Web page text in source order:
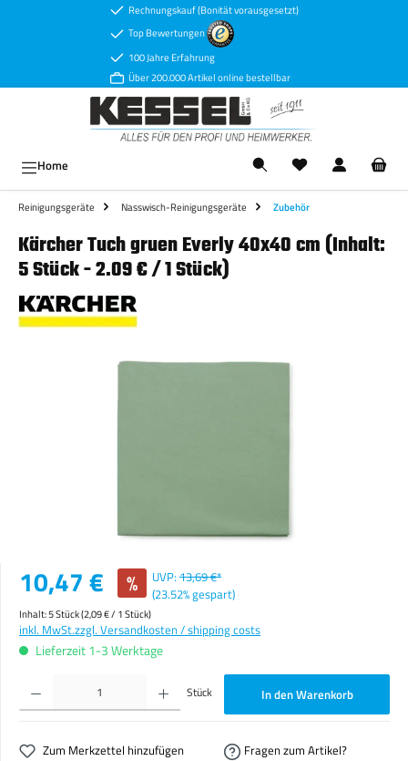
Zum Hauptinhalt springenRechnungskauf (Bonität vorausgesetzt)
Top Bewertungen
100 Jahre Erfahrung
Über 200.000 Artikel online bestellbar
Home
Reinigungsgeräte Nasswisch-Reinigungsgeräte Zubehör
Kärcher Tuch gruen Everly 40x40 cm (Inhalt:
5 Stück - 2.09 € / 1 Stück)
Verkaufspreis:
10,47 € % UVP: 13,69 €*
(23.52% gespart)
Inhalt:5 Stück(2,09 € / 1 Stück)
inkl. MwSt.zzgl. Versandkosten / shipping costs
Lieferzeit 1-3 Werktage
Produkt Anzahl: Gib den gewünschten Wert ein oder benutze die Schaltflächen um die Anzahl zu
Stück In den Warenkorb
Zum Merkzettel hinzufügen
Fragen zum Artikel?